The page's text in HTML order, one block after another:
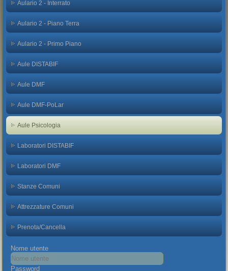
Aulario 2 - Interrato
Aulario 2 - Piano Terra
Aulario 2 - Primo Piano
Aule DISTABIF
Aule DMF
Aule DMF-PoLar
Aule Psicologia
Laboratori DISTABIF
Laboratori DMF
Stanze Comuni
Attrezzature Comuni
Prenota/Cancella
Nome utente
Password